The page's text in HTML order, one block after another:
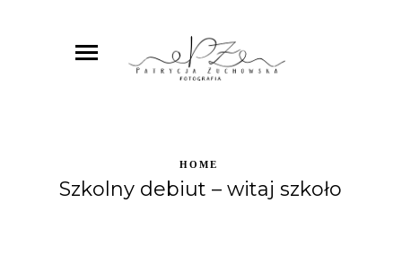
HOME
Szkolny debiut – witaj szkoło